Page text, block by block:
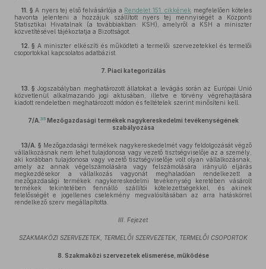
11. § A nyers tej első felvásárlója a Rendelet 151. cikkének megfelelően köteles
havonta jelenteni a hozzájuk szállított nyers tej mennyiségét a Központi
Statisztikai Hivatalnak (a továbbiakban: KSH), amelyről a KSH a miniszter
közvetítésével tájékoztatja a Bizottságot.
12. § A miniszter elkészíti és működteti a termelői szervezetekkel és termelői
csoportokkal kapcsolatos adatbázist.
7. Piaci kategorizálás
13. § Jogszabályban meghatározott állatokat a levágás során az Európai Unió
közvetlenül alkalmazandó jogi aktusában, illetve e törvény végrehajtására
kiadott rendeletben meghatározott módon és feltételek szerint minősíteni kell.
7/A. 35Mezőgazdasági termékek nagykereskedelmi tevékenységének
szabályozása
13/A. § Mezőgazdasági termékek nagykereskedelmét vagy feldolgozását végző
vállalkozásnak nem lehet tulajdonosa vagy vezető tisztségviselője az a személy,
aki korábban tulajdonosa vagy vezető tisztségviselője volt olyan vállalkozásnak,
amely az annak végelszámolására vagy felszámolására irányuló eljárás
megkezdésekor a vállalkozás vagyonát meghaladóan rendelkezett a
mezőgazdasági termékek nagykereskedelmi tevékenység keretében vásárolt
termékek tekintetében fennálló szállítói kötelezettségekkel, és akinek
felelősségét e jogellenes cselekmény megvalósításában az arra hatáskörrel
rendelkező szerv megállapította.
III. Fejezet
SZAKMAKÖZI SZERVEZETEK, TERMELŐI SZERVEZETEK, TERMELŐI CSOPORTOK
8. Szakmaközi szervezetek elismerése, működése